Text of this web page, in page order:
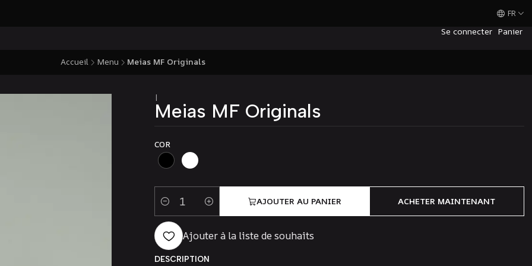
Se connecter Panier
FR
Accueil Menu Meias MF Originals
|
Meias MF Originals
COR
Quantité
AJOUTER AU PANIER ACHETER MAINTENANT
Ajouter à la liste de souhaits
DESCRIPTION